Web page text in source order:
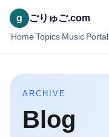
g ごりゅご.com
Home Topics Music Portal
ARCHIVE
Blog